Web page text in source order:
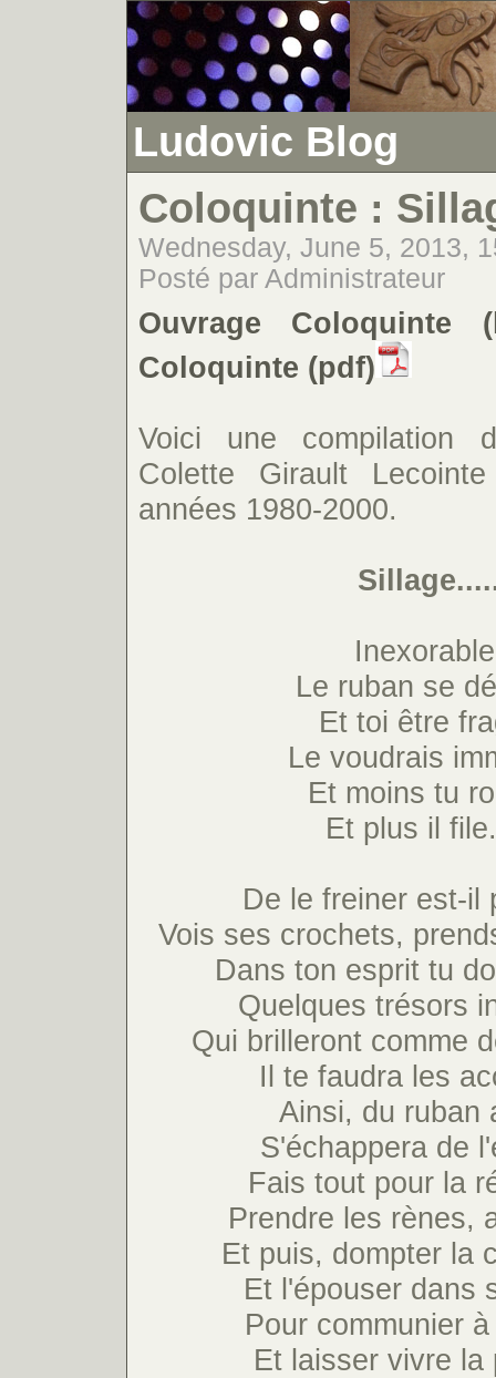
Ludovic Blog
Coloquinte :
Wednesday, June 5, 2013,
Posté par Administrateur
Ouvrage Coloquinte
Coloquinte (pdf)
Voici une compilation
Colette Girault
années 1980-2000.
Le ruban se
Et toi être
Le voudrais
Et moins tu
Et plus il
De le freiner est-il
Vois ses crochets,
Dans ton esprit tu
Quelques trésors
Qui brilleront comme
Il te faudra les
Ainsi, du ruban
S'échappera de
Fais tout pour la
Prendre les rènes,
Et puis, dompter la
Et l'épouser dans
Pour communier
Et laisser vivre la